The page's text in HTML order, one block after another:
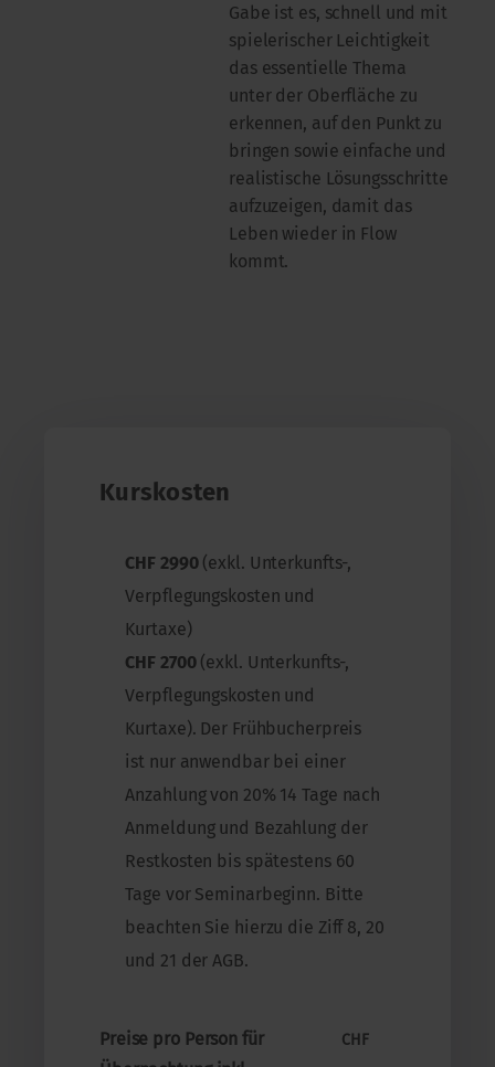
Gabe ist es, schnell und mit
spielerischer Leichtigkeit
das essentielle Thema
unter der Oberfläche zu
erkennen, auf den Punkt zu
bringen sowie einfache und
realistische Lösungsschritte
aufzuzeigen, damit das
Leben wieder in Flow
kommt.
Kurskosten
CHF 2990(exkl. Unterkunfts-,
Verpflegungskosten und
Kurtaxe)
CHF 2700(exkl. Unterkunfts-,
Verpflegungskosten und
Kurtaxe). Der Frühbucherpreis
ist nur anwendbar bei einer
Anzahlung von 20% 14 Tage nach
Anmeldung und Bezahlung der
Restkosten bis spätestens 60
Tage vor Seminarbeginn. Bitte
beachten Sie hierzu die Ziff 8, 20
und 21 der AGB.
Preise pro Person für
CHF